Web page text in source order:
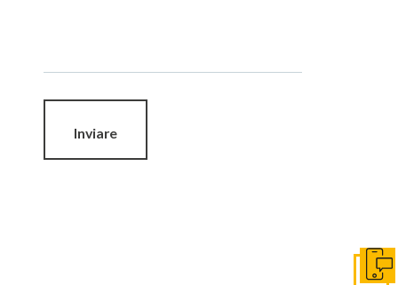
Inviare
Get